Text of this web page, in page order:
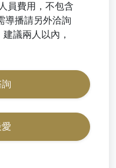
員費用，不包含
導播請另外洽詢
議兩人以內，